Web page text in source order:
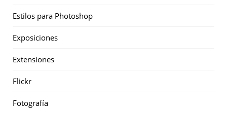
Estilos para Photoshop
Exposiciones
Extensiones
Flickr
Fotografía